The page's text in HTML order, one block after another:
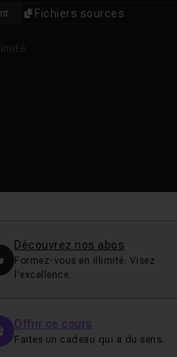
Fichiers sources
Découvrez nos abos
Formez-vous en illimité. Visez
l’excellence.
Offrir ce cours
Faites un cadeau qui a du sens.